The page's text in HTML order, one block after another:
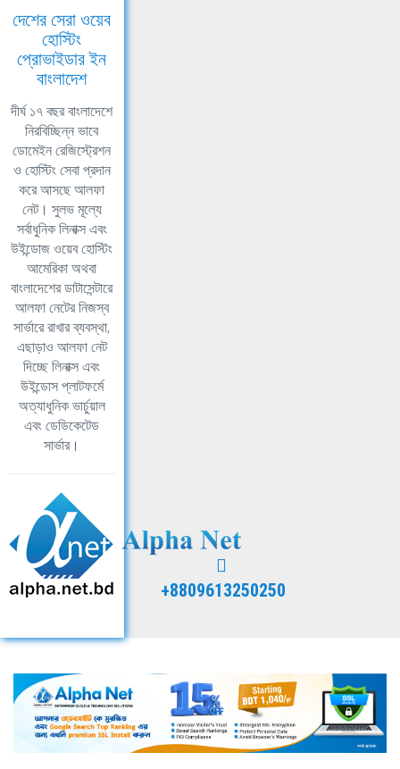
দেশের সেরা ওয়েব
হোস্টিং
প্রোভাইডার ইন
বাংলাদেশ
দীর্ঘ ১৭ বছর বাংলাদেশে
নিরবিচ্ছিন্ন ভাবে
ডোমেইন রেজিস্ট্রেশন
ও হোস্টিং সেবা প্রদান
করে আসছে আলফা
নেট। সুলভ মূল্যে
সর্বাধুনিক লিনাক্স এবং
উইন্ডোজ ওয়েব হোস্টিং
আমেরিকা অথবা
বাংলাদেশের ডাটাসেন্টারে
আলফা নেটের নিজস্ব
সার্ভারে রাখার ব্যবস্থা,
এছাড়াও আলফা নেট
দিচ্ছে লিনাক্স এবং
উইন্ডোস প্লাটফর্মে
অত্যাধুনিক ভার্চুয়াল
এবং ডেডিকেটেড
সার্ভার।
+8809613250250